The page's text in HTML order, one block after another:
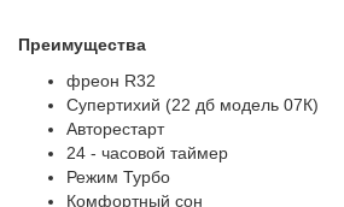
Преимущества
фреон R32
Супертихий (22 дб модель 07К)
Авторестарт
24 - часовой таймер
Режим Турбо
Комфортный сон